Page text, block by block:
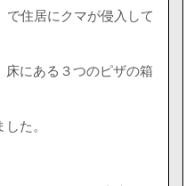
で住居にクマが侵入して
にある３つのピザの箱
た。